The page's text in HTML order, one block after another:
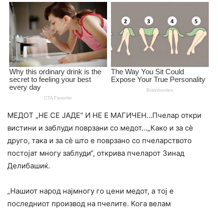
МЕДОТ „НЕ СЕ ЈАДЕ“ И НЕ Е МАГИЧЕН…Пчелар откри
вистини и заблуди поврзани со медот…„Како и за сè
друго, така и за сè што е поврзано со пчеларството
постојат многу заблуди“, открива пчеларот Зинад
Делибашиќ.
„Нашиот народ најмногу го цени медот, а тој е
последниот производ на пчелите. Кога велам